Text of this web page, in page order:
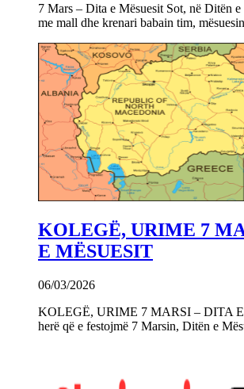
7 Mars – Dita e Mësuesit Sot, në Ditën
me mall dhe krenari babain tim,
KOLEGË, URIME 7
E MËSUESIT
06/03/2026
KOLEGË, URIME 7 MARSI – DITA
herë që e festojmë 7 Marsin, Ditën e